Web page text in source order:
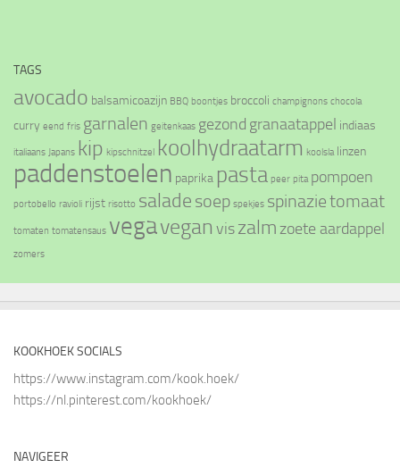
TAGS
avocado balsamicoazijn BBQ boontjes broccoli champignons chocola
curry eend fris garnalen geitenkaas gezond granaatappel indiaas
italiaans Japans kip kipschnitzel koolhydraatarm koolsla linzen
paddenstoelen paprika pasta peer pita pompoen
portobello ravioli rijst risotto salade soep spekjes spinazietomaat
tomaten tomatensaus vegavegan vis zalm zoete aardappel
zomers
KOOKHOEK SOCIALS
https://www.instagram.com/kook.hoek/
https://nl.pinterest.com/kookhoek/
NAVIGEER